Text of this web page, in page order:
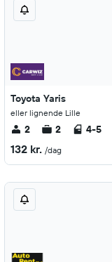
Toyota Yaris
eller lignende Lille
2 2 4-5
132 kr. /dag